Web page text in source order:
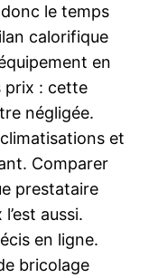
le temps
calorifique
en
prix : cette
négligée.
et
Comparer
prestataire
aussi.
en ligne.
bricolage